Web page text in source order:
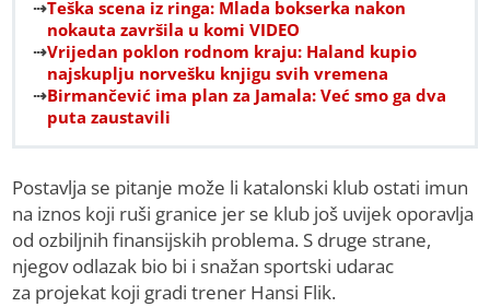
Teška scena iz ringa: Mlada bokserka nakon
nokauta završila u komi VIDEO
Vrijedan poklon rodnom kraju: Haland kupio
najskuplju norvešku knjigu svih vremena
Birmančević ima plan za Jamala: Već smo ga dva
puta zaustavili
Postavlja se pitanje može li katalonski klub ostati imun
na iznos koji ruši granice jer se klub još uvijek oporavlja
od ozbiljnih finansijskih problema. S druge strane,
njegov odlazak bio bi i snažan sportski udarac
za projekat koji gradi trener Hansi Flik.